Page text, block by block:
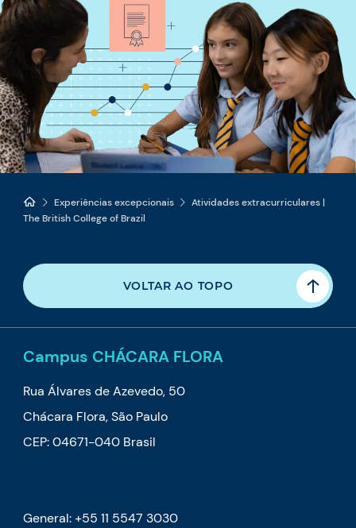
Experiências excepcionais
Atividades extracurriculares |
The British College of Brazil
VOLTAR AO TOPO
Campus CHÁCARA FLORA
Rua Álvares de Azevedo, 50
Chácara Flora, São Paulo
CEP: 04671-040 Brasil
General: +55 11 5547 3030